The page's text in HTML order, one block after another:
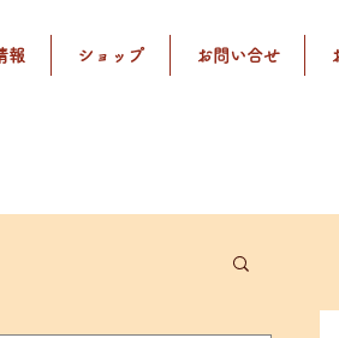
報 ショップ お問い合せ